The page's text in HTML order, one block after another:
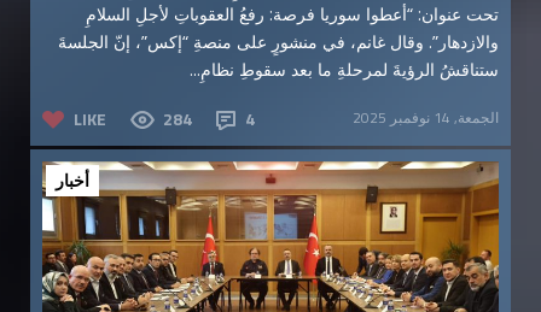
تحت عنوان: “أعطوا سوريا فرصة: رفعُ العقوباتِ لأجلِ السلامِ
والازدهار”. وقال غانم، في منشورٍ على منصةِ “إكس”، إنّ الجلسةَ
ستناقشُ الرؤيةَ لمرحلةِ ما بعد سقوطِ نظامِ...
LIKE 284 4 الجمعة, 14 نوفمبر 2025
أخبار